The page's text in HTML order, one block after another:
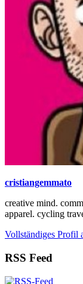
cristiangemmato
creative mind.
apparel. cycling
Vollständiges Profil
RSS Feed